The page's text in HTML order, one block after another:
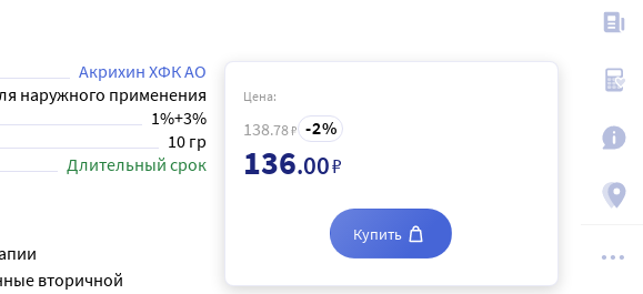
Акрихин ХФК АО
наружного применения
1%+3%
10 гр
Длительный срок
вторичной
Цена:
138.78₽ 2
136.00₽
Купить